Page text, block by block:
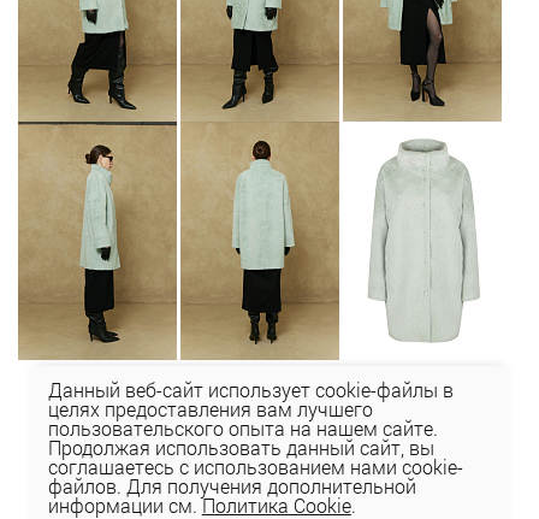
Данный веб-сайт использует cookie-файлы в
целях предоставления вам лучшего
пользовательского опыта на нашем сайте.
Продолжая использовать данный сайт, вы
соглашаетесь с использованием нами cookie-
файлов. Для получения дополнительной
информации см.Политика Cookie.